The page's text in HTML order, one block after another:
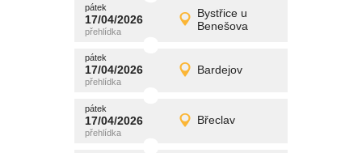
pátek
17/04/2026
Bystřice u
Benešova
pátek
17/04/2026 Detail
promítání
pátek
17/04/2026 Bardejov
pátek
17/04/2026 Detail
promítání
pátek
17/04/2026 Břeclav
pátek
17/04/2026 Detail
promítání